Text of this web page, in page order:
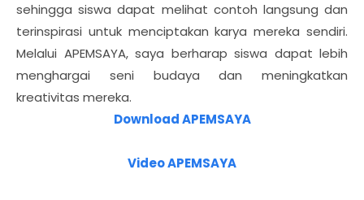
sehingga siswa dapat melihat contoh langsung dan
terinspirasi untuk menciptakan karya mereka sendiri.
Melalui APEMSAYA, saya berharap siswa dapat lebih
menghargai seni budaya dan meningkatkan
kreativitas mereka.
Download APEMSAYA
Video APEMSAYA